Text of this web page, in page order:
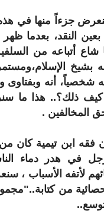
جزءاً منها في
النقد، بعدما
شاع أتباعه من
بشيخ
شخصياً، أنه
كيف ذلك؟.. هذا ما
المخالفين .
فقه ابن تيمية كان
في هدر دماء
لأتفه الأسباب ،
إحصائية من